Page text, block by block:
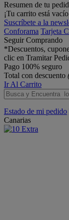
Resumen de tu
¡Tu carrito está
Suscríbete a la
Conforama Tarjeta
Seguir Comprando
*Descuentos,
clic en Tramitar
Pago 100% seguro
Total con descuento
Ir Al Carrito
Estado de mi pedido
Canarias